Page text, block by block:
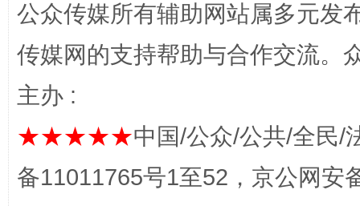
这是一记警钟！ 谢
公众传媒所有辅助网站属多元发
传媒网的支持帮助与合作交流。
主办 :
★★★★★中国/公众/公共/全民/
备11011765号1至52，京公网安